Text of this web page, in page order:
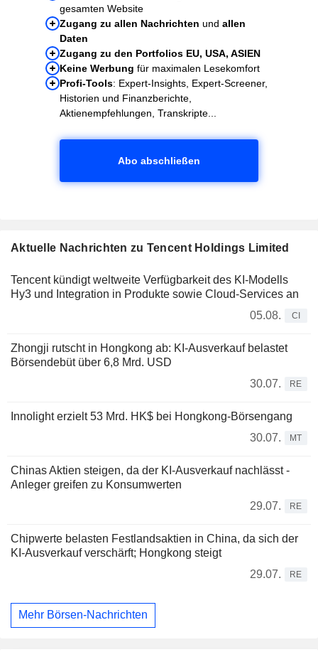
gesamten Website
Zugang zu allen Nachrichten und allen
Daten
Zugang zu den Portfolios EU, USA, ASIEN
Keine Werbung für maximalen Lesekomfort
Profi-Tools: Expert-Insights, Expert-Screener,
Historien und Finanzberichte,
Aktienempfehlungen, Transkripte...
Abo abschließen
Aktuelle Nachrichten zu Tencent Holdings Limited
Tencent kündigt weltweite Verfügbarkeit des KI-Modells
Hy3 und Integration in Produkte sowie Cloud-Services an
05.08.
CI
Zhongji rutscht in Hongkong ab: KI-Ausverkauf belastet
Börsendebüt über 6,8 Mrd. USD
30.07.
RE
Innolight erzielt 53 Mrd. HK$ bei Hongkong-Börsengang
30.07.
MT
Chinas Aktien steigen, da der KI-Ausverkauf nachlässt -
Anleger greifen zu Konsumwerten
29.07.
RE
Chipwerte belasten Festlandsaktien in China, da sich der
KI-Ausverkauf verschärft; Hongkong steigt
29.07.
RE
Mehr Börsen-Nachrichten